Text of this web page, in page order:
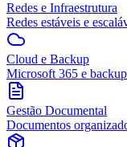
Redes e Infraestrutura
Redes estáveis e
Cloud e Backup
Microsoft 365 e
Gestão Documental
Documentos